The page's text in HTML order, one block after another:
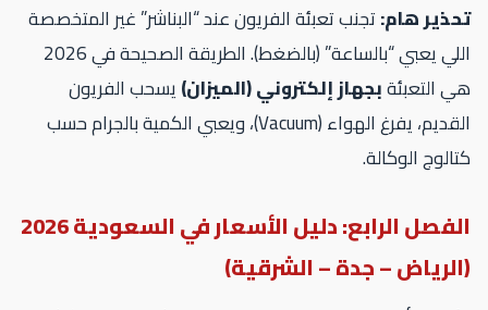
هام:تجنب تعبئة الفريون عند “البناشر” غير المتخصصة
اللي يعبي “بالساعة” (بالضغط). الطريقة الصحيحة في 2026
التعبئةبجهاز إلكتروني (الميزان)يسحب الفريون
القديم، يفرغ الهواء (Vacuum)، ويعبي الكمية بالجرام حسب
الوكالة.
الفصل الرابع: دليل الأسعار في السعودية 2026
– جدة – الشرقية)